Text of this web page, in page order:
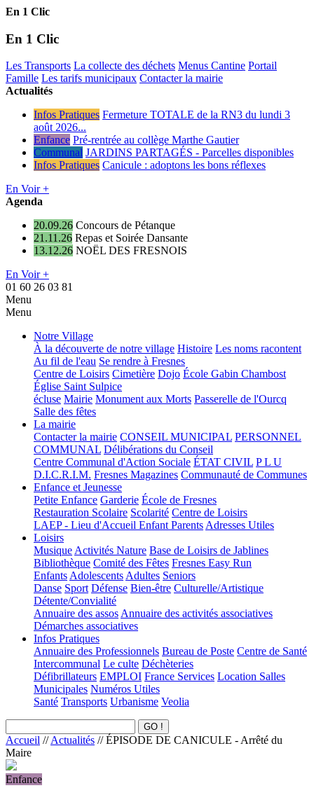
En 1 Clic
En 1 Clic
Les Transports La collecte des déchets Menus Cantine Portail
Famille Les tarifs municipaux Contacter la mairie
Actualités
Infos Pratiques Fermeture TOTALE de la RN3 du lundi 3
août 2026...
Enfance Pré-rentrée au collège Marthe Gautier
Communal JARDINS PARTAGÉS - Parcelles disponibles
Infos Pratiques Canicule : adoptons les bons réflexes
En Voir +
Agenda
20.09.26 Concours de Pétanque
21.11.26 Repas et Soirée Dansante
13.12.26 NOËL DES FRESNOIS
En Voir +
01 60 26 03 81
Menu
Menu
Notre Village
À la découverte de notre village Histoire Les noms racontent
Au fil de l'eau Se rendre à Fresnes
Centre de Loisirs Cimetière Dojo École Gabin Chambost
Église Saint Sulpice
écluse Mairie Monument aux Morts Passerelle de l'Ourcq
Salle des fêtes
La mairie
Contacter la mairie CONSEIL MUNICIPAL PERSONNEL
COMMUNAL Délibérations du Conseil
Centre Communal d'Action Sociale ÉTAT CIVIL P L U
D.I.C.R.I.M. Fresnes Magazines Communauté de Communes
Enfance et Jeunesse
Petite Enfance Garderie École de Fresnes
Restauration Scolaire Scolarité Centre de Loisirs
LAEP - Lieu d'Accueil Enfant ParentsAdresses Utiles
Loisirs
MusiqueActivités Nature Base de Loisirs de Jablines
Bibliothèque Comité des Fêtes Fresnes Easy Run
EnfantsAdolescentsAdultes Seniors
Danse Sport Défense Bien-être Culturelle/Artistique
Détente/Convialité
Annuaire des assosAnnuaire des activités associatives
Démarches associatives
Infos Pratiques
Annuaire des Professionnels Bureau de Poste Centre de Santé
Intercommunal Le culte Déchèteries
Défibrillateurs EMPLOI France Services Location Salles
Municipales Numéros Utiles
Santé Transports Urbanisme Veolia
Accueil //Actualités // ÉPISODE DE CANICULE - Arrêté du
Maire
Enfance